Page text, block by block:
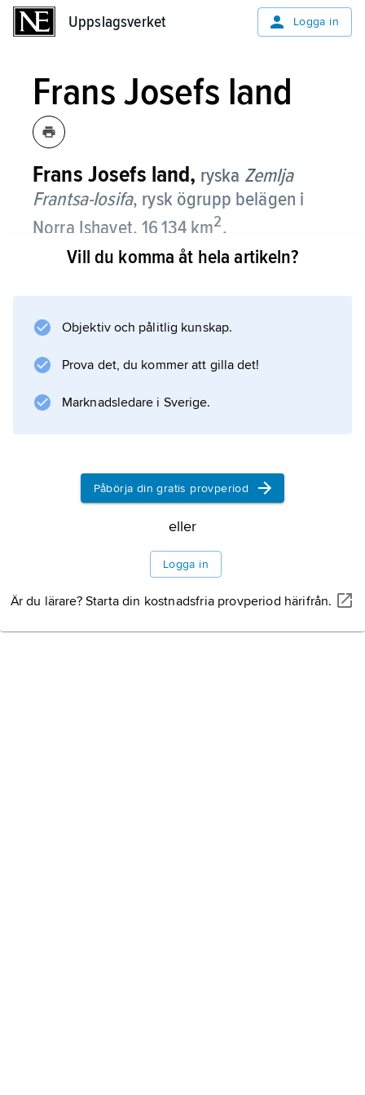
Uppslagsverket Logga in
Frans Josefs land
Frans Josefs land, ryska Zemlja
Frantsa-Iosifa, rysk ögrupp belägen i
Norra Ishavet, 16 134 km2.
Den består av 191 öar fördelade på tre
85 % täckta av is. Ur istäcket sticker talrika
mest 620 m. Klimatet är kärvt,
sommarmedeltemperaturen är +1 °C och
Information om artikeln
Vill du komma åt hela artikeln?
Objektiv och pålitlig kunskap.
Prova det, du kommer att gilla det!
Marknadsledare i Sverige.
Påbörja din gratis provperiod
eller
Logga in
Är du lärare? Starta din kostnadsfria provperiod härifrån.